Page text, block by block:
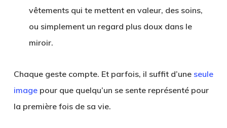
vêtements qui te mettent en valeur, des soins,
ou simplement un regard plus doux dans le
miroir.
Chaque geste compte. Et parfois, il suffit d’une seule
imagepour que quelqu’un se sente représenté pour
la première fois de sa vie.